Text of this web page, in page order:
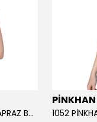
1051 PİNKHAN ÇİFT ASKILI ARKA ÇAPRAZ BÜSTİYER KADI
PİNKHAN
1052